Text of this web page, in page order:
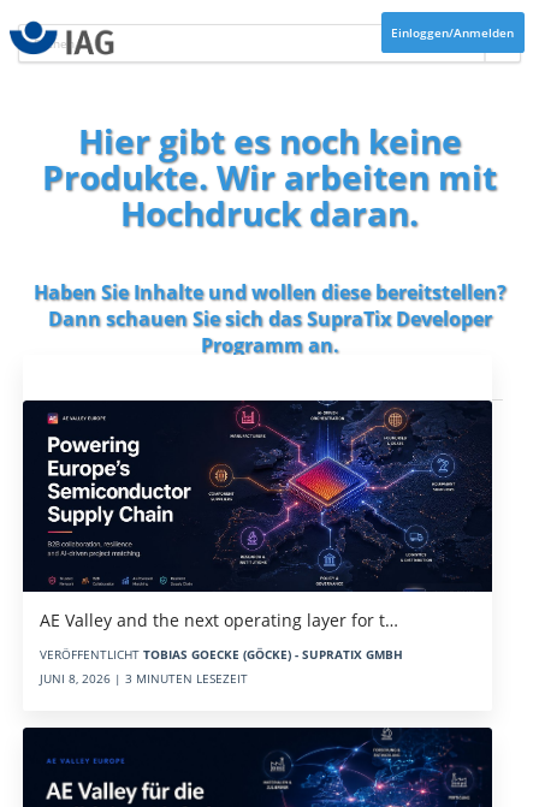
Einloggen/Anmelden
Hier gibt es noch keine
Produkte. Wir arbeiten mit
Hochdruck daran.
Haben Sie Inhalte und wollen diese bereitstellen?
Dann schauen Sie sich dasSupraTix Developer
Programman.
AE Valley and the next operating layer for t…
VERÖFFENTLICHT TOBIAS GOECKE (GÖCKE) - SUPRATIX GMBH
JUNI 8, 2026 | 3 MINUTEN LESEZEIT